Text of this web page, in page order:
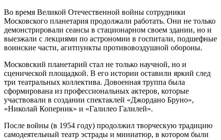
Во время Великой Отечественной войны сотрудники
Московского планетария продолжали работать. Они не только
демонстрировали сеансы в стационарном своем здании, но и
выезжали с лекциями по астрономии в госпитали, подшефные
воинские части, агитпункты противовоздушной обороны.
Московский планетарий стал не только научной, но и
сценической площадкой. В его истории оставили яркий след
три театральных коллектива. Довоенная труппа была
сформирована из профессиональных актеров, которые
участвовали в создании спектаклей «Джордано Бруно»,
«Николай Коперник» и «Галилео Галилей».
После войны (в 1954 году) продолжил творческую традицию
самодеятельный театр эстрады и миниатюр, в котором были